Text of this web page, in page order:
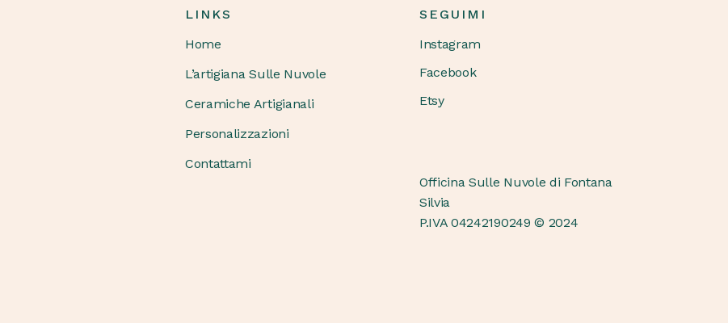
LINKS
Home
L’artigiana Sulle Nuvole
Ceramiche Artigianali
Personalizzazioni
Contattami
SEGUIMI
Instagram
Facebook
Etsy
Officina Sulle Nuvole di Fontana
Silvia
P.IVA 04242190249 © 2024